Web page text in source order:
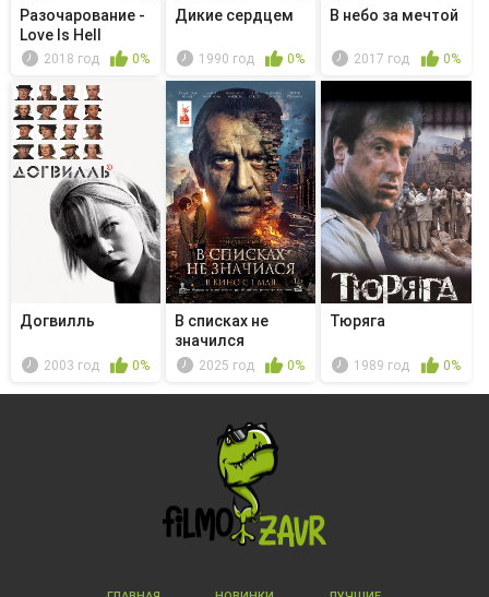
Разочарование -
Love Is Hell
2018 год 0%
Дикие сердцем
1990 год 0%
В небо за мечтой
2017 год 0%
Догвилль
2003 год 0%
В списках не
значился
2025 год 0%
Тюряга
1989 год 0%